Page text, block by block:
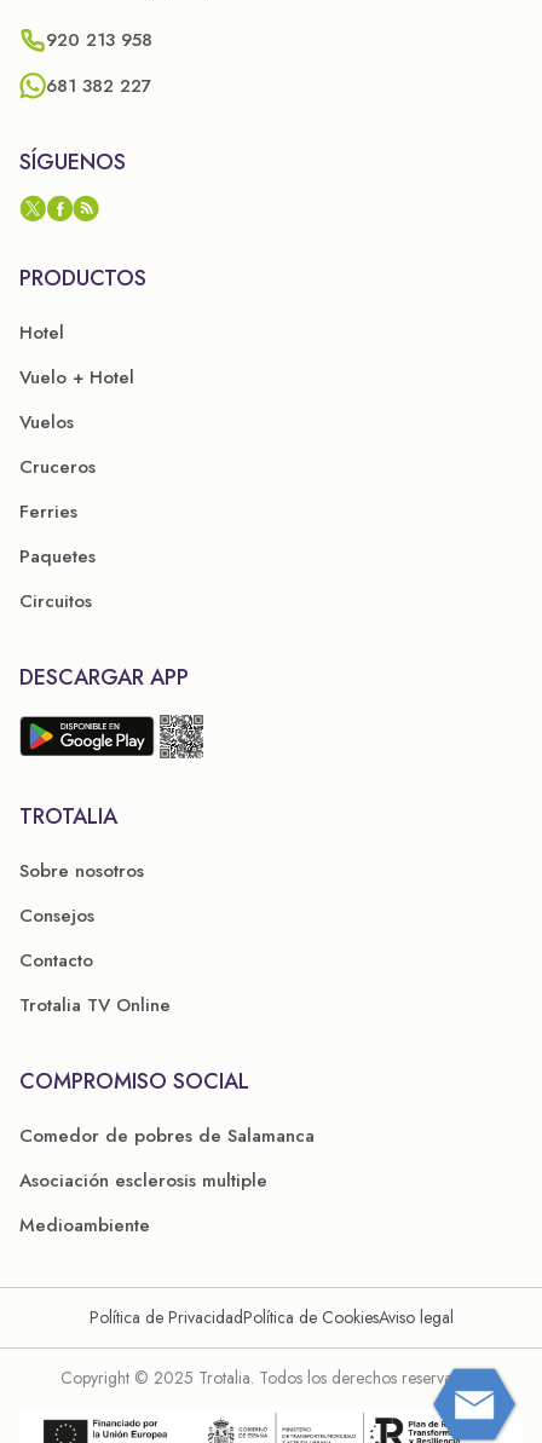
920 213 958
681 382 227
SÍGUENOS
PRODUCTOS
Hotel
Vuelo + Hotel
Vuelos
Cruceros
Ferries
Paquetes
Circuitos
DESCARGAR APP
TROTALIA
Sobre nosotros
Consejos
Contacto
Trotalia TV Online
COMPROMISO SOCIAL
Comedor de pobres de Salamanca
Asociación esclerosis multiple
Medioambiente
Política de PrivacidadPolítica de CookiesAviso legal
Copyright © 2025 Trotalia. Todos los derechos reservados.